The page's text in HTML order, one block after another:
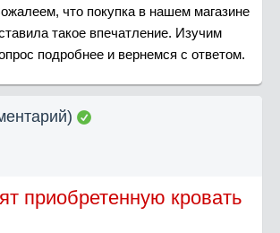
что покупка в нашем магазине
такое впечатление. Изучим
подробнее и вернемся с ответом.
приобретенную кровать